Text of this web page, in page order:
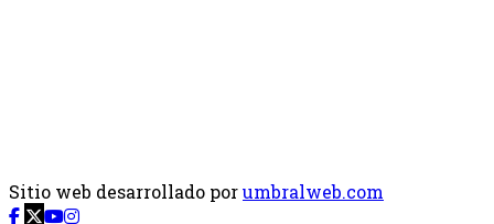
Sitio web desarrollado porumbralweb.com